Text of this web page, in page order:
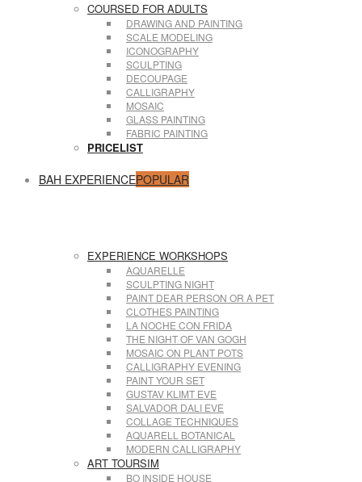
COURSED FOR ADULTS
DRAWING AND PAINTING
SCALE MODELING
ICONOGRAPHY
SCULPTING
DECOUPAGE
CALLIGRAPHY
MOSAIC
GLASS PAINTING
FABRIC PAINTING
PRICELIST
BAH EXPERIENCEPOPULAR
EXPERIENCE WORKSHOPS
AQUARELLE
SCULPTING NIGHT
PAINT DEAR PERSON OR A PET
CLOTHES PAINTING
LA NOCHE CON FRIDA
THE NIGHT OF VAN GOGH
MOSAIC ON PLANT POTS
CALLIGRAPHY EVENING
PAINT YOUR SET
GUSTAV KLIMT EVE
SALVADOR DALI EVE
COLLAGE TECHNIQUES
AQUARELL BOTANICAL
MODERN CALLIGRAPHY
ART TOURSIM
BO INSIDE HOUSE